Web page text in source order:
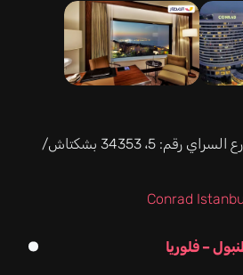
جيهاننوما، شارع السراي رقم: 5، 34353 بشكتاش/
Conrad
– فلوريا